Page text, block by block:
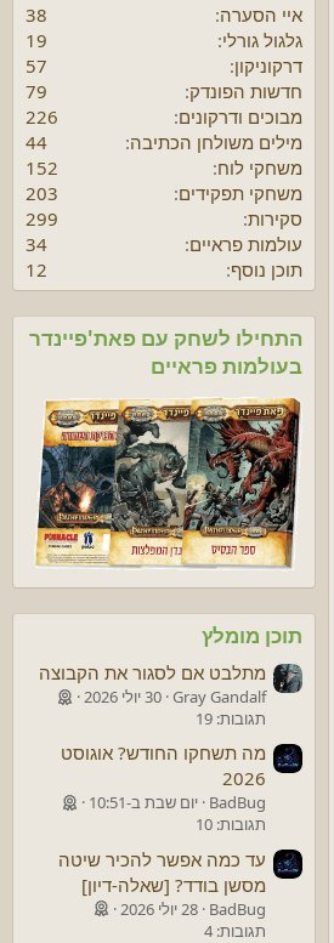
איי הסערה
38
גלגול גורלי
19
דרקוניקון
57
חדשות הפונדק
79
מבוכים ודרקונים
226
מילים משולחן הכתיבה
44
משחקי לוח
152
משחקי תפקידים
203
סקירות
299
עולמות פראיים
34
תוכן נוסף
12
התחילו לשחק עם פאת'פיינדר
בעולמות פראיים
תוכן מומלץ
מתלבט אם לסגור את הקבוצה
Gray Gandalf 30 יולי 2026
תגובות: 19
מה תשחקו החודש? אוגוסט
2026
BadBug יום שבת ב-10:51
תגובות: 10
עד כמה אפשר להכיר שיטה
מסשן בודד? [שאלה-דיון]
BadBug 28 יולי 2026
תגובות: 4